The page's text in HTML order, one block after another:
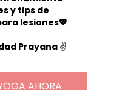
y tips de
lesiones💖
Prayana ✌️
AHORA